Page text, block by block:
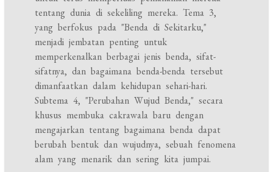
tentang dunia di sekeliling mereka. Tema 3,
yang berfokus pada "Benda di Sekitarku,"
menjadi jembatan penting untuk
memperkenalkan berbagai jenis benda, sifat-
sifatnya, dan bagaimana benda-benda tersebut
dimanfaatkan dalam kehidupan sehari-hari.
Subtema 4, "Perubahan Wujud Benda," secara
khusus membuka cakrawala baru dengan
mengajarkan tentang bagaimana benda dapat
berubah bentuk dan wujudnya, sebuah fenomena
alam yang menarik dan sering kita jumpai.